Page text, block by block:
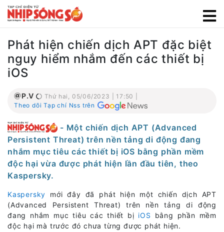
Phát hiện chiến dịch APT đặc biệt
nguy hiểm nhắm đến các thiết bị
iOS
P.V
Thứ hai, 05/06/2023 | 17:50 |
Theo dõi Tạp chí Nss trên
- Một chiến dịch APT (Advanced
Persistent Threat) trên nền tảng di động đang
nhắm mục tiêu các thiết bị iOS bằng phần mềm
độc hại vừa được phát hiện lần đầu tiên, theo
Kaspersky.
Kaspersky mới đây đã phát hiện một chiến dịch APT
(Advanced Persistent Threat) trên nền tảng di động
đang nhắm mục tiêu các thiết bị iOS
bằng phần mềm
độc hại mà trước đó chưa từng được phát hiện.